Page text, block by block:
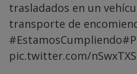
trasladados en un
transporte de
#EstamosCumpliendo
pic.twitter.com/